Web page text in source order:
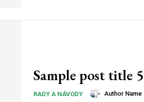
Sample post title 5
RADY A NÁVODY Author Name